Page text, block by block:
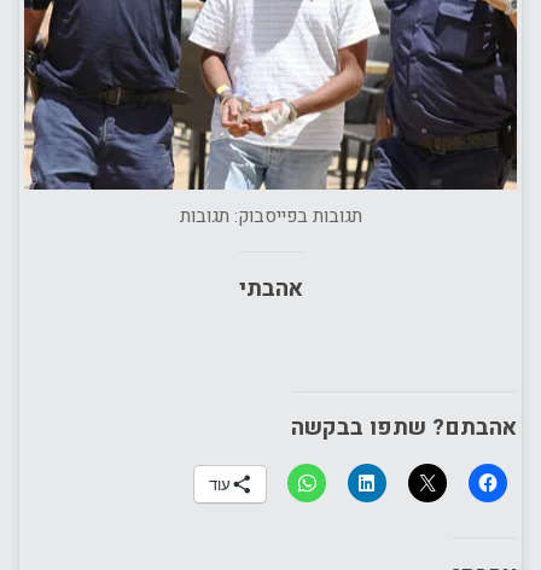
תגובות בפייסבוק: תגובות
אהבתי
אהבתם? שתפו בבקשה
עוד